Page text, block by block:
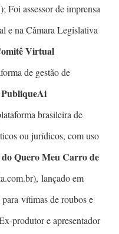
Foi assessor de imprensa
e na Câmara Legislativa
Virtual
de gestão de
brasileira de
ou jurídicos, com uso
Quero Meu Carro de
lançado em
vítimas de roubos e
produtor e apresentador